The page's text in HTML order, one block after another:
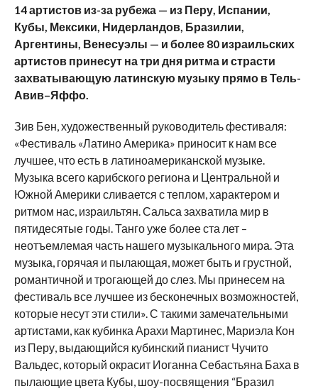
14 артистов из-за рубежа — из Перу, Испании,
Кубы, Мексики, Нидерландов, Бразилии,
Аргентины, Венесуэлы — и более 80 израильских
артистов принесут на три дня ритма и страсти
захватывающую латинскую музыку прямо в Тель-
Авив–Яффо.
Зив Бен, художественный руководитель фестиваля:
«Фестиваль «Латино Америка» приносит к нам все
лучшее, что есть в латиноамериканской музыке.
Музыка всего карибского региона и Центральной и
Южной Америки сливается с теплом, характером и
ритмом нас, израильтян. Сальса захватила мир в
пятидесятые годы. Танго уже более ста лет –
неотъемлемая часть нашего музыкального мира. Эта
музыка, горячая и пылающая, может быть и грустной,
романтичной и трогающей до слез. Мы принесем на
фестиваль все лучшее из бесконечных возможностей,
которые несут эти стили». С такими замечательными
артистами, как кубинка Арахи Мартинес, Мариэла Кон
из Перу, выдающийся кубинский пианист Чучито
Вальдес, который окрасит Иоганна Себастьяна Баха в
пылающие цвета Кубы, шоу-посвящения “Бразил